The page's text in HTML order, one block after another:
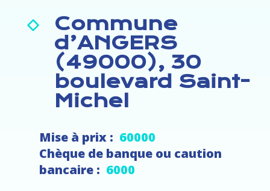
Commune
d’ANGERS
(49000), 30
boulevard Saint-
Michel
Mise à prix : 60000
Chèque de banque ou caution
bancaire : 6000